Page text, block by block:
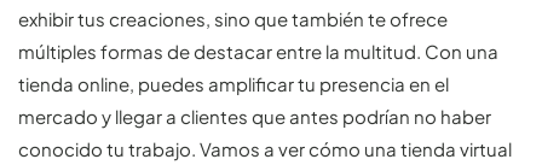
exhibir tus creaciones, sino que también te ofrece
múltiples formas de destacar entre la multitud. Con una
tienda online, puedes amplificar tu presencia en el
mercado y llegar a clientes que antes podrían no haber
conocido tu trabajo. Vamos a ver cómo una tienda virtual